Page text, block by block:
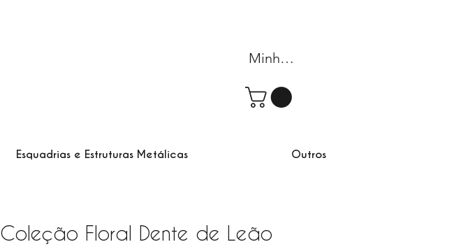
Minha conta
Esquadrias e Estruturas Metálicas Outros
Coleção Floral Dente de Leão